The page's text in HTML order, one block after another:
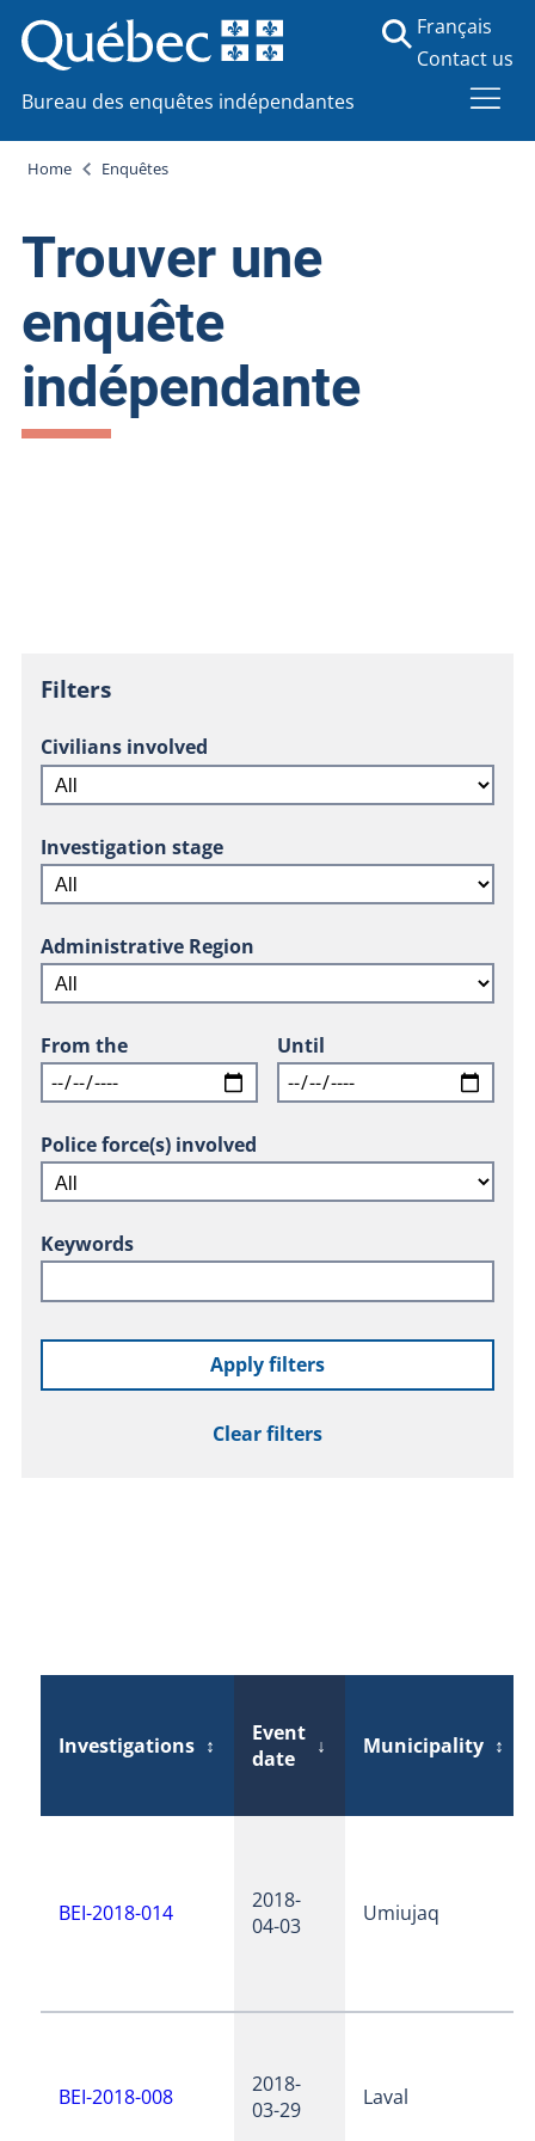
Bureau des enquêtes indépendantes
Français
Contact us
Home Enquêtes
Trouver une
enquête
indépendante
Filters
Civilians involved
Investigation stage
Administrative Region
From the Until
Police force(s) involved
Keywords
Apply filters
Clear filters
Investigations ↕
Event
date
↓ Municipality ↕
BEI-2018-014
2018-
04-03
Umiujaq
BEI-2018-008
2018-
03-29
Laval